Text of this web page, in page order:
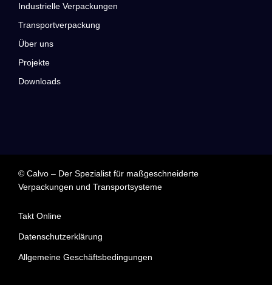
Industrielle Verpackungen
Transportverpackung
Über uns
Projekte
Downloads
© Calvo – Der Spezialist für maßgeschneiderte
Verpackungen und Transportsysteme
Takt Online
Datenschutzerklärung
Allgemeine Geschäftsbedingungen